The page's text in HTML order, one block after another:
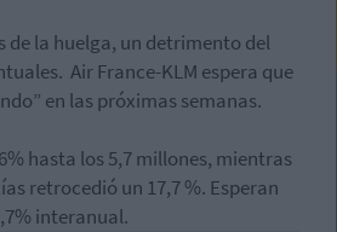
de la huelga, un detrimento del
Air France-KLM espera que
en las próximas semanas.
hasta los 5,7 millones, mientras
retrocedió un 17,7 %. Esperan
interanual.